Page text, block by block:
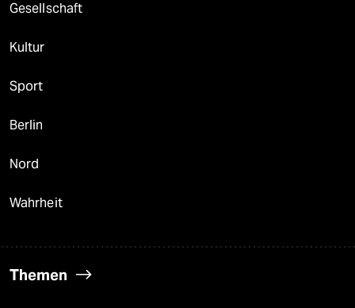
Gesellschaft
Kultur
Sport
Berlin
Nord
Wahrheit
Themen